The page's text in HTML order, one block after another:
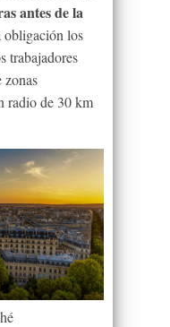
antes de la
obligación los
trabajadores
zonas
radio de 30 km